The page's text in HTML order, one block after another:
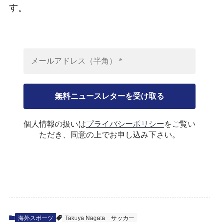
す。
個人情報の扱いはプライバシーポリシーをご覧い
ただき、同意の上でお申し込み下さい。
海外スポーツ Takuya Nagata サッカー